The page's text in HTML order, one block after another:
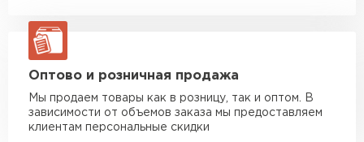
макс. длина груза 13,5 м
ЗАКАЗАТЬ С ДОСТАВКОЙ
Оптово и розничная продажа
Мы продаем товары как в розницу, так и оптом. В
зависимости от объемов заказа мы предоставляем
клиентам персональные скидки